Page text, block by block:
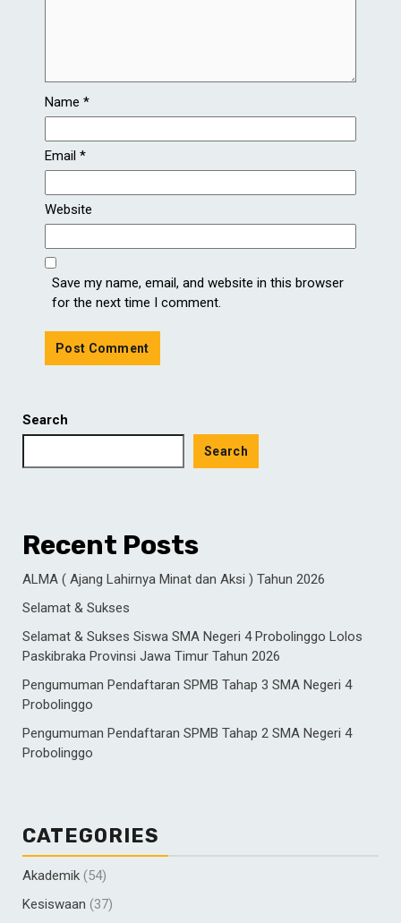
Name *
Email *
Website
Save my name, email, and website in this browser
for the next time I comment.
Search
Search
Recent Posts
ALMA ( Ajang Lahirnya Minat dan Aksi ) Tahun 2026
Selamat & Sukses
Selamat & Sukses Siswa SMA Negeri 4 Probolinggo Lolos
Paskibraka Provinsi Jawa Timur Tahun 2026
Pengumuman Pendaftaran SPMB Tahap 3 SMA Negeri 4
Probolinggo
Pengumuman Pendaftaran SPMB Tahap 2 SMA Negeri 4
Probolinggo
CATEGORIES
Akademik (54)
Kesiswaan (37)